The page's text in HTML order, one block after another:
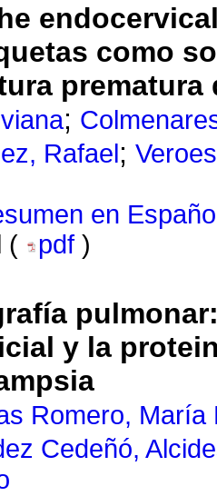
como
prematura
;
Rafael ;
en
(
pdf )
y la
Romero, María
Cedeñó,